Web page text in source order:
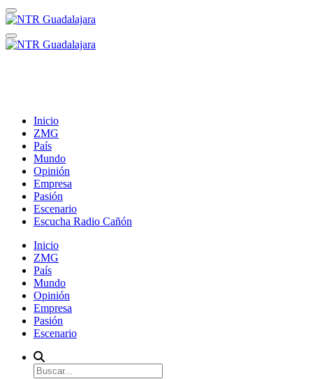
Inicio
ZMG
País
Mundo
Opinión
Empresa
Pasión
Escenario
Escucha Radio Cañón
Inicio
ZMG
País
Mundo
Opinión
Empresa
Pasión
Escenario